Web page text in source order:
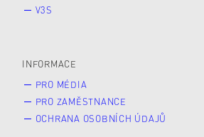
V3S
INFORMACE
PRO MÉDIA
PRO ZAMĚSTNANCE
OCHRANA OSOBNÍCH ÚDAJŮ